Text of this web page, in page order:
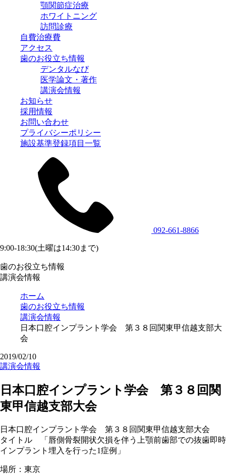
顎関節症治療
ホワイトニング
訪問診療
自費治療費
アクセス
歯のお役立ち情報
デンタルなび
医学論文・著作
講演会情報
お知らせ
採用情報
お問い合わせ
プライバシーポリシー
施設基準登録項目一覧
092-661-8866
9:00-18:30(土曜は14:30まで)
歯のお役立ち情報
講演会情報
ホーム
歯のお役立ち情報
講演会情報
日本口腔インプラント学会 第３８回関東甲信越支部大
会
2019/02/10
講演会情報
日本口腔インプラント学会 第３８回関
東甲信越支部大会
日本口腔インプラント学会 第３８回関東甲信越支部大会
タイトル 「唇側骨裂開状欠損を伴う上顎前歯部での抜歯即時
インプラント埋入を行った1症例」
場所：東京